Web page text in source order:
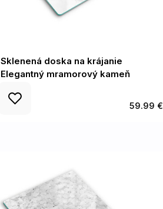
Sklenená doska na krájanie
Elegantný mramorový kameň
59.99 €